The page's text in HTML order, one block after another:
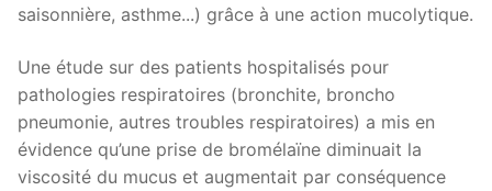
saisonnière, asthme...) grâce à une action mucolytique.
Une étude sur des patients hospitalisés pour
pathologies respiratoires (bronchite, broncho
pneumonie, autres troubles respiratoires) a mis en
évidence qu’une prise de bromélaïne diminuait la
viscosité du mucus et augmentait par conséquence